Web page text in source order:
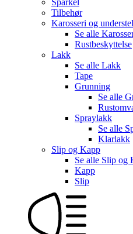
Tilbehør
Karosseri og
Se alle
Rustbeskyttelse
Lakk
Se alle Lakk
Tape
Grunning
Se alle
Spraylakk
Se alle
Klarlakk
Slip og Kapp
Se alle Slip og
Kapp
Slip